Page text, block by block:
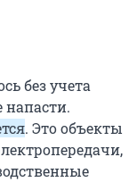
без учета
напасти.
. Это объекты